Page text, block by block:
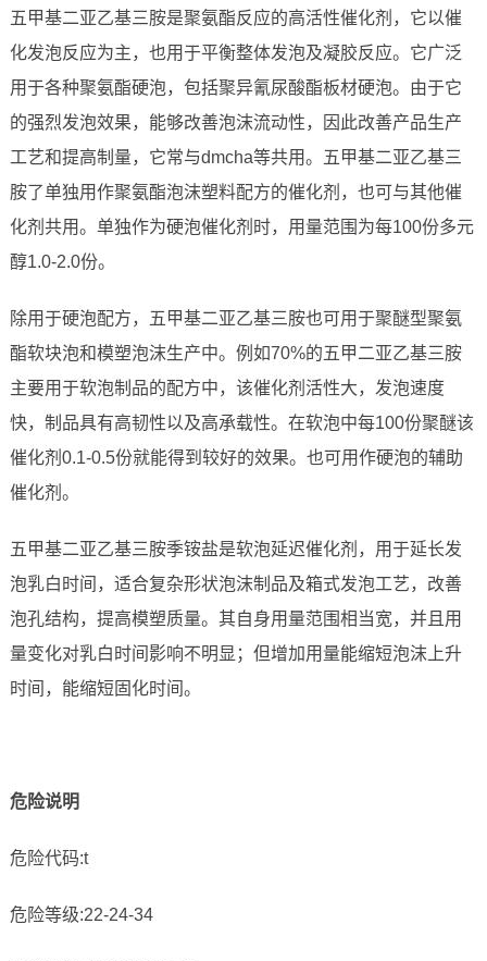
五甲基二亚乙基三胺是聚氨酯反应的高活性催化剂，它以催
化发泡反应为主，也用于平衡整体发泡及凝胶反应。它广泛
用于各种聚氨酯硬泡，包括聚异氰尿酸酯板材硬泡。由于它
的强烈发泡效果，能够改善泡沫流动性，因此改善产品生产
工艺和提高制量，它常与dmcha等共用。五甲基二亚乙基三
胺了单独用作聚氨酯泡沫塑料配方的催化剂，也可与其他催
化剂共用。单独作为硬泡催化剂时，用量范围为每100份多元
醇1.0-2.0份。
除用于硬泡配方，五甲基二亚乙基三胺也可用于聚醚型聚氨
酯软块泡和模塑泡沫生产中。例如70%的五甲二亚乙基三胺
主要用于软泡制品的配方中，该催化剂活性大，发泡速度
快，制品具有高韧性以及高承载性。在软泡中每100份聚醚该
催化剂0.1-0.5份就能得到较好的效果。也可用作硬泡的辅助
催化剂。
五甲基二亚乙基三胺季铵盐是软泡延迟催化剂，用于延长发
泡乳白时间，适合复杂形状泡沫制品及箱式发泡工艺，改善
泡孔结构，提高模塑质量。其自身用量范围相当宽，并且用
量变化对乳白时间影响不明显；但增加用量能缩短泡沫上升
时间，能缩短固化时间。
危险说明
危险代码:t
危险等级:22-24-34